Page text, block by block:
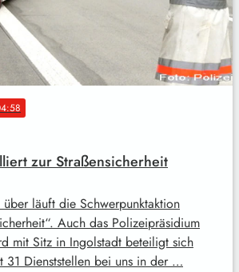
zur Straßensicherheit
über läuft die Schwerpunktaktion
Auch das Polizeipräsidium
mit Sitz in Ingolstadt beteiligt sich
31 Dienststellen bei uns in der …